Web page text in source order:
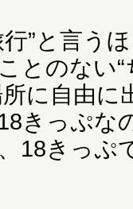
”と言う
とのない
に自由に
きっぷな
18きっぷ